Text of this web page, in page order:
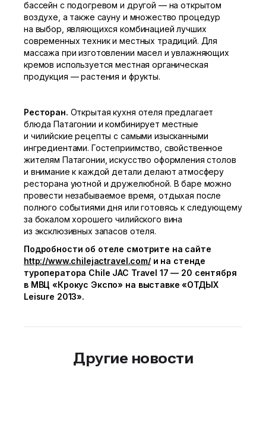
бассейн с подогревом и другой — на открытом
воздухе, а также сауну и множество процедур
на выбор, являющихся комбинацией лучших
современных техник и местных традиций. Для
массажа при изготовлении масел и увлажняющих
кремов используется местная органическая
продукция — растения и фрукты.
Ресторан. Открытая кухня отеля предлагает
блюда Патагонии и комбинирует местные
и чилийские рецепты с самыми изысканными
ингредиентами. Гостеприимство, свойственное
жителям Патагонии, искусство оформления столов
и внимание к каждой детали делают атмосферу
ресторана уютной и дружелюбной. В баре можно
провести незабываемое время, отдыхая после
полного событиями дня или готовясь к следующему
за бокалом хорошего чилийского вина
из эксклюзивных запасов отеля.
Подробности об отеле смотрите на сайте
http://www.chilejactravel.com/и на стенде
туроператора Chile JAC Travel 17 — 20 сентября
в МВЦ «Крокус Экспо» на выставке «ОТДЫХ
Leisure 2013».
Другие новости